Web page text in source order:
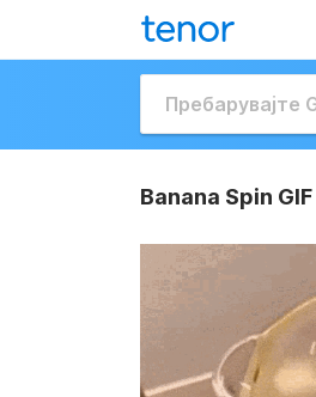
Banana Spin GIF